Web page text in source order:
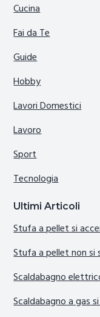
Cucina
Fai da Te
Guide
Hobby
Lavori Domestici
Lavoro
Sport
Tecnologia
Ultimi Articoli
Stufa a pellet si
Stufa a pellet non si
Scaldabagno
Scaldabagno a gas